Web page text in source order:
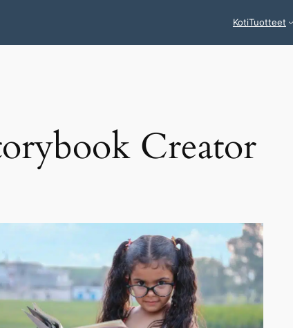
KotiTuotteet
Creator